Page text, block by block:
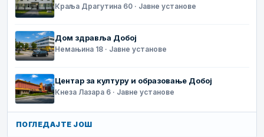
Краља Драгутина 60 · Јавне установе
Дом здравља Добој
Немањина 18 · Јавне установе
Центар за културу и образовање Добој
Кнеза Лазара 6 · Јавне установе
ПОГЛЕДАЈТЕ ЈОШ